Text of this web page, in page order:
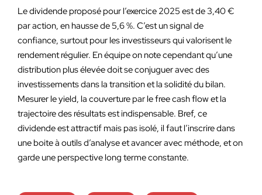
Le dividende proposé pour l’exercice 2025 est de 3,40 €
par action, en hausse de 5,6 %. C’est un signal de
confiance, surtout pour les investisseurs qui valorisent le
rendement régulier. En équipe on note cependant qu’une
distribution plus élevée doit se conjuguer avec des
investissements dans la transition et la solidité du bilan.
Mesurer le yield, la couverture par le free cash flow et la
trajectoire des résultats est indispensable. Bref, ce
dividende est attractif mais pas isolé, il faut l’inscrire dans
une boite à outils d’analyse et avancer avec méthode, et on
garde une perspective long terme constante.